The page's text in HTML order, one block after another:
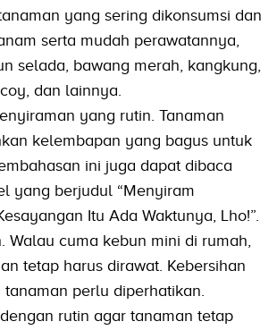
yang sering dikonsumsi dan
serta mudah perawatannya,
selada, bawang merah, kangkung,
dan lainnya.
yang rutin. Tanaman
kelembapan yang bagus untuk
ini juga dapat dibaca
yang berjudul “Menyiram
Itu Ada Waktunya, Lho!”.
Walau cuma kebun mini di rumah,
tetap harus dirawat. Kebersihan
tanaman perlu diperhatikan.
rutin agar tanaman tetap